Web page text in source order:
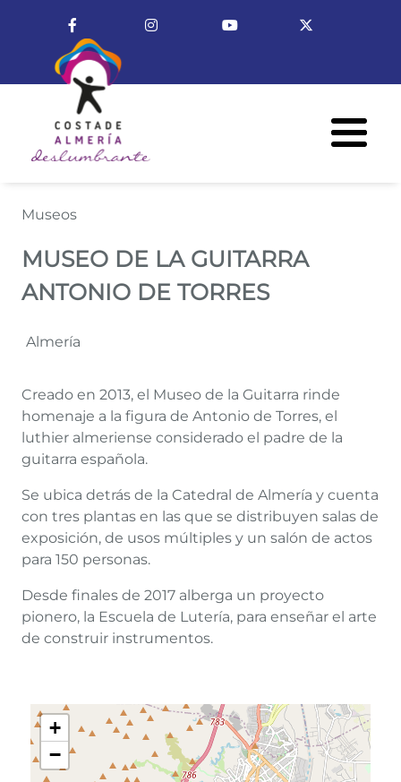
Enlace a FacebookEnlace a InstagramEnlace a Youtube
Museos
MUSEO DE LA GUITARRA
ANTONIO DE TORRES
Almería
Creado en 2013, el Museo de la Guitarra rinde
homenaje a la figura de Antonio de Torres, el
luthier almeriense considerado el padre de la
guitarra española.
Se ubica detrás de la Catedral de Almería y cuenta
con tres plantas en las que se distribuyen salas de
exposición, de usos múltiples y un salón de actos
para 150 personas.
Desde finales de 2017 alberga un proyecto
pionero, la Escuela de Lutería, para enseñar el arte
de construir instrumentos.
+
−